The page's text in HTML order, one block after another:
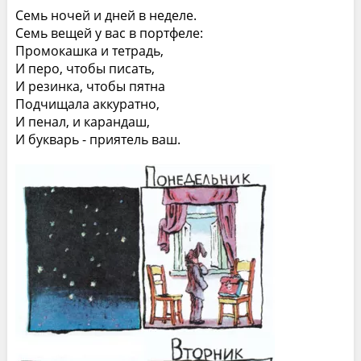
Семь ночей и дней в неделе.
Семь вещей у вас в портфеле:
Промокашка и тетрадь,
И перо, чтобы писать,
И резинка, чтобы пятна
Подчищала аккуратно,
И пенал, и карандаш,
И букварь - приятель ваш.